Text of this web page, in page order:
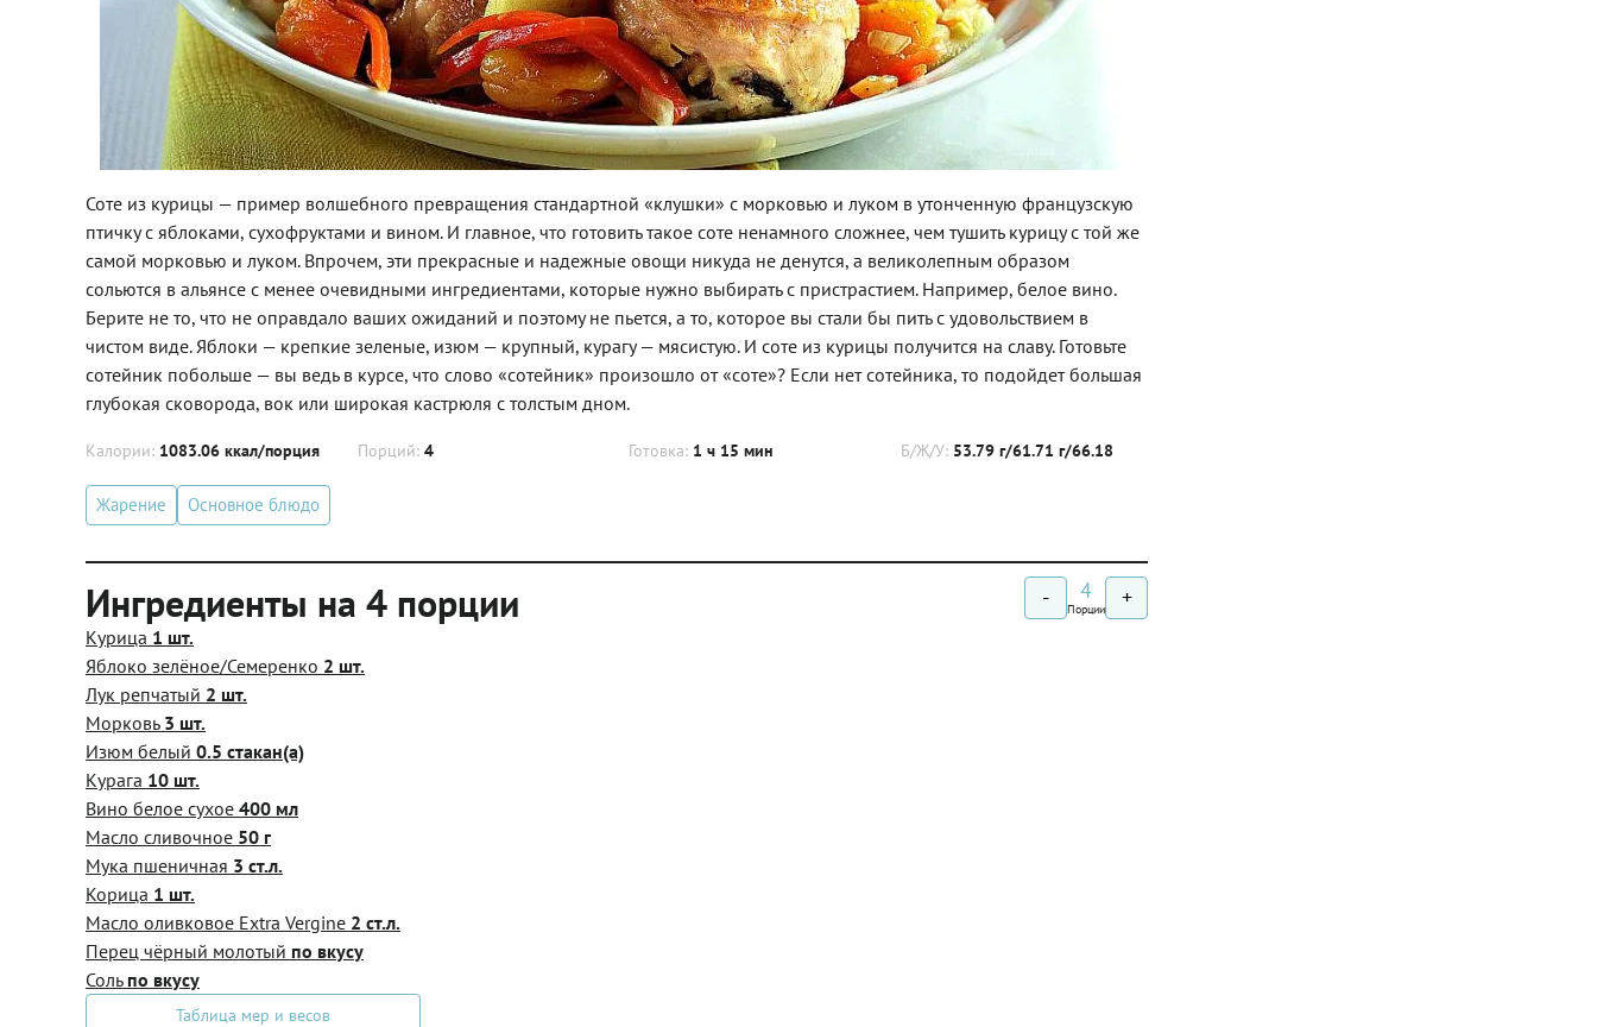
Соте из курицы — пример волшебного превращения стандартной «клушки» с морковью и луком в утонченную французскую
птичку с яблоками, сухофруктами и вином. И главное, что готовить такое соте ненамного сложнее, чем тушить курицу с той же
самой морковью и луком. Впрочем, эти прекрасные и надежные овощи никуда не денутся, а великолепным образом
сольются в альянсе с менее очевидными ингредиентами, которые нужно выбирать с пристрастием. Например, белое вино.
Берите не то, что не оправдало ваших ожиданий и поэтому не пьется, а то, которое вы стали бы пить с удовольствием в
чистом виде. Яблоки — крепкие зеленые, изюм — крупный, курагу — мясистую. И соте из курицы получится на славу. Готовьте
сотейник побольше — вы ведь в курсе, что слово «сотейник» произошло от «соте»? Если нет сотейника, то подойдет большая
глубокая сковорода, вок или широкая кастрюля с толстым дном.
Калории: 1083.06 ккал/порция Порций: 4 Готовка: 1 ч 15 мин Б/Ж/У: 53.79 г/61.71 г/66.18
Жарение Основное блюдо
Ингредиенты на 4 порции - 4
Порции +
Курица 1 шт.
Яблоко зелёное/Семеренко 2 шт.
Лук репчатый 2 шт.
Морковь 3 шт.
Изюм белый 0.5 стакан(а)
Курага 10 шт.
Вино белое сухое 400 мл
Масло сливочное 50 г
Мука пшеничная 3 ст.л.
Корица 1 шт.
Масло оливковое Extra Vergine 2 ст.л.
Перец чёрный молотый по вкусу
Соль по вкусу
Таблица мер и весов